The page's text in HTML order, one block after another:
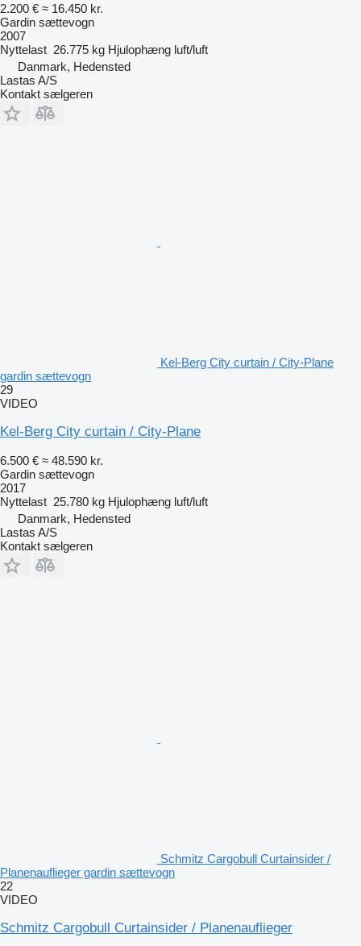
2.200 € ≈ 16.450 kr.
Gardin sættevogn
2007
Nyttelast 26.775 kg Hjulophæng luft/luft
Danmark, Hedensted
Lastas A/S
Kontakt sælgeren
Kel-Berg City curtain / City-Plane
gardin sættevogn
29
VIDEO
Kel-Berg City curtain / City-Plane
6.500 € ≈ 48.590 kr.
Gardin sættevogn
2017
Nyttelast 25.780 kg Hjulophæng luft/luft
Danmark, Hedensted
Lastas A/S
Kontakt sælgeren
Schmitz Cargobull Curtainsider /
Planenauflieger gardin sættevogn
22
VIDEO
Schmitz Cargobull Curtainsider / Planenauflieger